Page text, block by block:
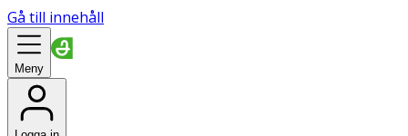
Gå till innehåll
Meny